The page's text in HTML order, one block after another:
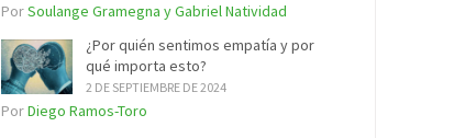
PorSoulange Gramegna y Gabriel Natividad
¿Por quién sentimos empatía y por
qué importa esto?
2 DE SEPTIEMBRE DE 2024
PorDiego Ramos-Toro